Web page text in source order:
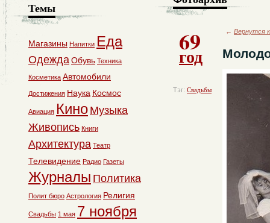
69
год
Тэг: Свадьбы
← Вернутся
Темы
Магазины Напитки Еда
ОдеждаОбувь Техника
Косметика Автомобили
Достижения Наука Космос
Авиация Кино Музыка
Живопись Книги
Архитектура Театр
Телевидение Радио Газеты
Журналы Политика
Полит бюро Астрология Религия
Свадьбы 1 мая 7 ноября